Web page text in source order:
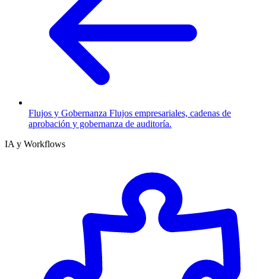
Flujos y Gobernanza Flujos empresariales, cadenas de
aprobación y gobernanza de auditoría.
IA y Workflows